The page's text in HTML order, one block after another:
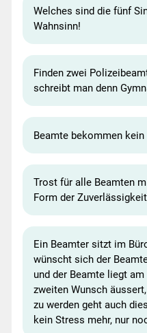
Welches sind die fünf
Wahnsinn!
Finden zwei
schreibt man denn
Beamte bekommen
Trost für alle Beamten
Form der
Ein Beamter sitzt im
wünscht sich der
und der Beamte liegt
zweiten Wunsch
zu werden geht auch
kein Stress mehr, nur